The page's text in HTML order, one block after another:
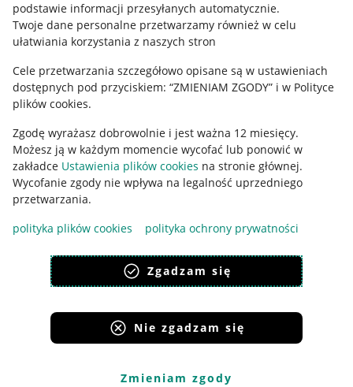
podstawie informacji przesyłanych automatycznie.
Twoje dane personalne przetwarzamy również w celu
ułatwiania korzystania z naszych stron
Cele przetwarzania szczegółowo opisane są w ustawieniach
dostępnych pod przyciskiem: “ZMIENIAM ZGODY” i w Polityce
plików cookies.
Zgodę wyrażasz dobrowolnie i jest ważna 12 miesięcy.
Możesz ją w każdym momencie wycofać lub ponowić w
zakładce Ustawienia plików cookies na stronie głównej.
Wycofanie zgody nie wpływa na legalność uprzedniego
przetwarzania.
polityka plików cookies
polityka ochrony prywatności
Zgadzam się
Nie zgadzam się
Zmieniam zgody
Polityka plików "cookies"
Ustawienia plików "cookies"
Udostępnianie lokalizacji
Informacje dla Aktu o Usługach Cyfrowych
Pobierz aplikację
Korzystanie z serwisu oznacza akceptacjęregulaminu